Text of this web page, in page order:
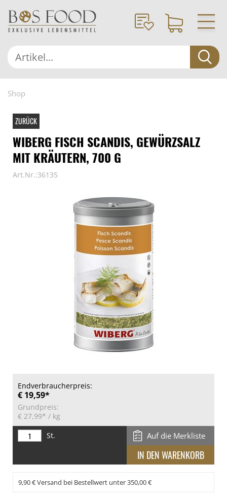
Shop
ZURÜCK
WIBERG FISCH SCANDIS, GEWÜRZSALZ
MIT KRÄUTERN, 700 G
Art.Nr.:36135
Endverbraucherpreis:
€ 19,59*
Grundpreis:
€ 27,99* / kg
St.
Auf die Merkliste
9,90 € Versand bei Bestellwert unter 350,00 €